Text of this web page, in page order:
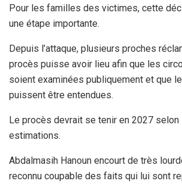
Pour les familles des victimes, cette
une étape importante.
Depuis l’attaque, plusieurs proches
procès puisse avoir lieu afin que les
soient examinées publiquement et que
puissent être entendues.
Le procès devrait se tenir en 2027
estimations.
Abdalmasih Hanoun encourt de très
reconnu coupable des faits qui lui sont